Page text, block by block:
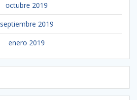
octubre 2019
septiembre 2019
enero 2019